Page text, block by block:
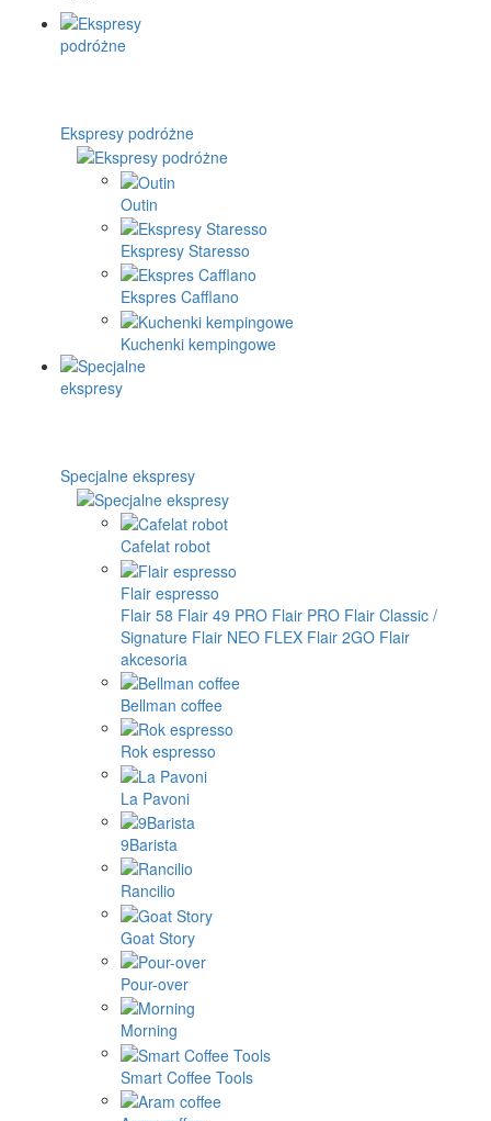
Ekspresy podróżne
Outin
Ekspresy Staresso
Ekspres Cafflano
Kuchenki kempingowe
Specjalne ekspresy
Cafelat robot
Flair espresso
Flair 58 Flair 49 PRO Flair PRO Flair Classic /
Signature Flair NEO FLEX Flair 2GO Flair
akcesoria
Bellman coffee
Rok espresso
La Pavoni
9Barista
Rancilio
Goat Story
Pour-over
Morning
Smart Coffee Tools